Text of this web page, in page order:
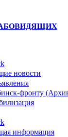
новости
фронту
информация